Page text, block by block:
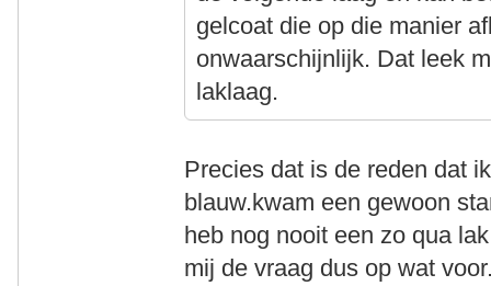
gelcoat die op die manier
onwaarschijnlijk. Dat leek
laklaag.
Precies dat is de reden dat
blauw.kwam een gewoon
heb nog nooit een zo qua
mij de vraag dus op wat